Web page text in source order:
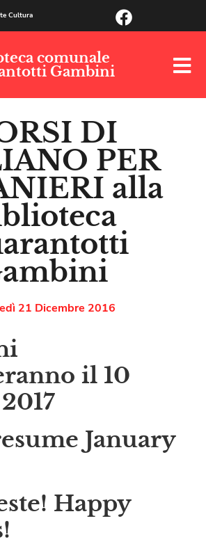
Cultura
comunale
Gambini
DI
PER
alla
21 Dicembre 2016
il 10
January
Happy